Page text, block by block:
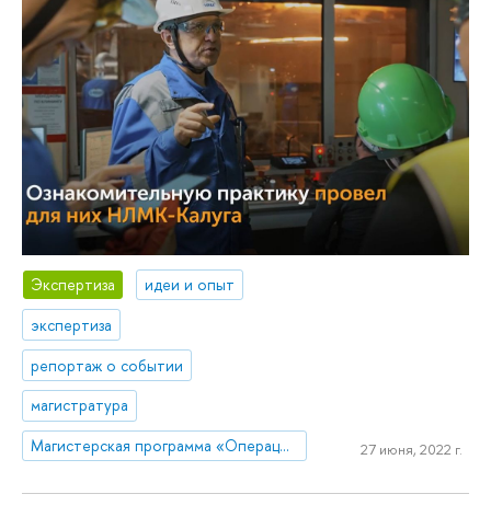
Экспертиза
идеи и опыт
экспертиза
репортаж о событии
магистратура
Магистерская программа «Операционная эффективность и производственные системы»
27 июня, 2022 г.